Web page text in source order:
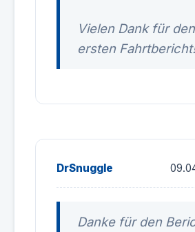
Vielen Dank für den
ersten Fahrtbericht!
DrSnuggle
Danke für den